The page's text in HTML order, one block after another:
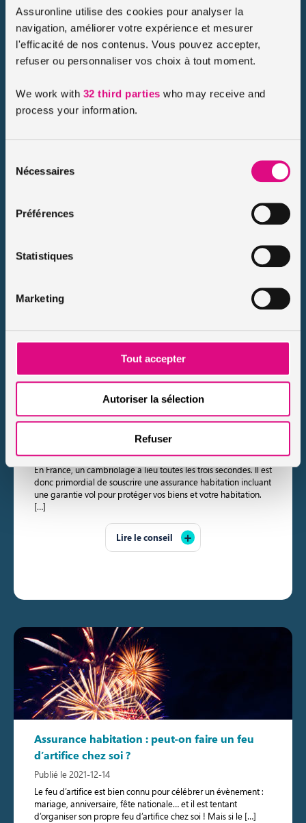
Assuronline utilise des cookies pour analyser la
navigation, améliorer votre expérience et mesurer
l'efficacité de nos contenus. Vous pouvez accepter,
refuser ou personnaliser vos choix à tout moment.
We work with 32 third parties who may receive and
process your information.
Nécessaires
Préférences
Statistiques
Marketing
Tout accepter
Autoriser la sélection
Refuser
Quelles démarches faire avant un
déménagement ?
sur la planche mais pas de panique on vous explique toutes
les démarches administratives à remplir pour un
Qu’est-ce que la garantie vol de l’assurance
Publié le 2022-02-07
En France, un cambriolage a lieu toutes les trois secondes. Il est
donc primordial de souscrire une assurance habitation incluant
une garantie vol pour protéger vos biens et votre habitation.
[…]
Lire le conseil
Assurance habitation : peut-on faire un feu
d’artifice chez soi ?
Publié le 2021-12-14
Le feu d’artifice est bien connu pour célébrer un évènement :
mariage, anniversaire, fête nationale… et il est tentant
d’organiser son propre feu d’artifice chez soi ! Mais si le […]